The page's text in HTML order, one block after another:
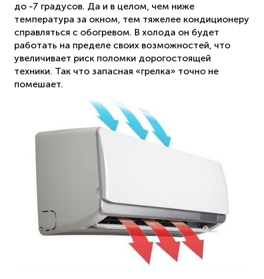
до -7 градусов. Да и в целом, чем ниже
температура за окном, тем тяжелее кондиционеру
справляться с обогревом. В холода он будет
работать на пределе своих возможностей, что
увеличивает риск поломки дорогостоящей
техники. Так что запасная «грелка» точно не
помешает.